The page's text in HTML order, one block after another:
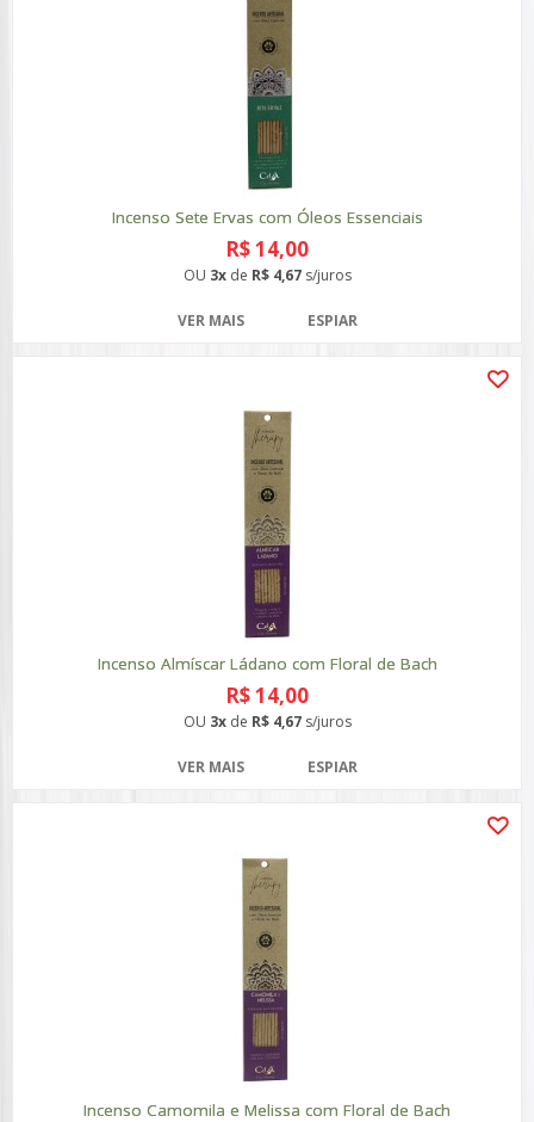
Incenso Sete Ervas com Óleos Essenciais
R$ 14,00
OU 3xde R$ 4,67s/juros
VER MAIS ESPIAR
Incenso Almíscar Ládano com Floral de Bach
R$ 14,00
OU 3xde R$ 4,67s/juros
VER MAIS ESPIAR
Incenso Camomila e Melissa com Floral de Bach